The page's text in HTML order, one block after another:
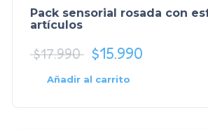
Pack sensorial rosada con
artículos
$17.990 $15.990
Añadir al carrito